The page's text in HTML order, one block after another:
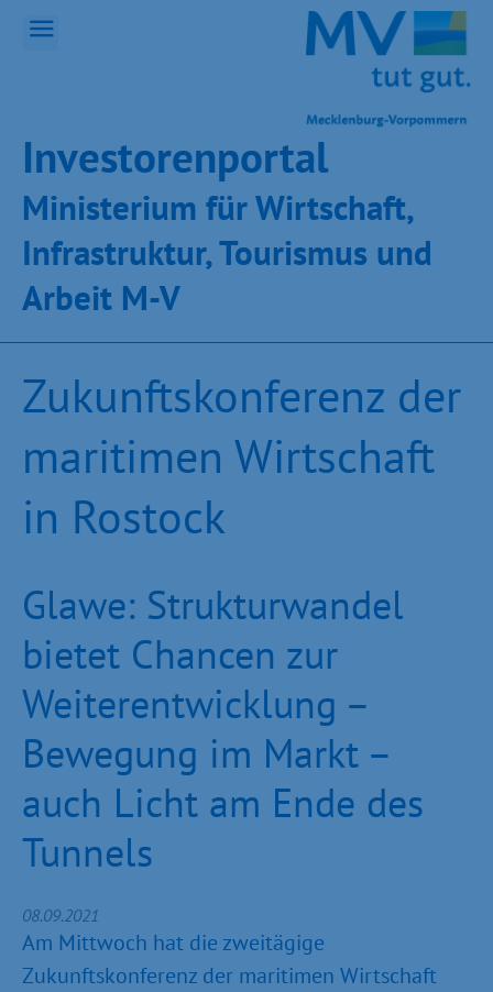
Inves­toren­por­tal
Ministeri­um für Wirt­schaft,
Infra­struk­tur, Tou­ris­mus und
Ar­beit M-V
Zukunftskonferenz der
maritimen Wirtschaft
in Rostock
Glawe: Strukturwandel
bietet Chancen zur
Weiterentwicklung –
Bewegung im Markt –
auch Licht am Ende des
Tunnels
08.09.2021
Am Mittwoch hat die zweitägige
Zukunftskonferenz der maritimen Wirtschaft